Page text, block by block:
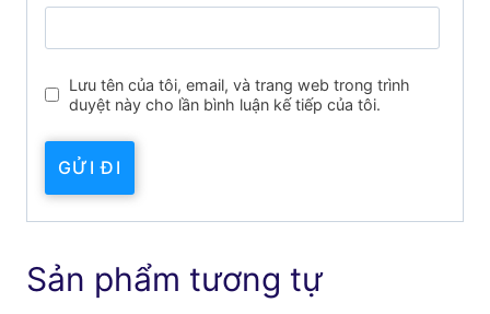
Lưu tên của tôi, email, và trang web trong trình
duyệt này cho lần bình luận kế tiếp của tôi.
Sản phẩm tương tự